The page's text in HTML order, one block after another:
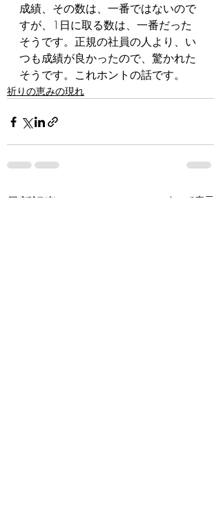
成績、その数は、一番ではないので
すが、1日に取る数は、一番だった
そうです。正規の社員の人より、い
つも成績が良かったので、驚かれた
そうです。これホントの話です。
祈りの恵みの現れ
最新記事 すべて表示